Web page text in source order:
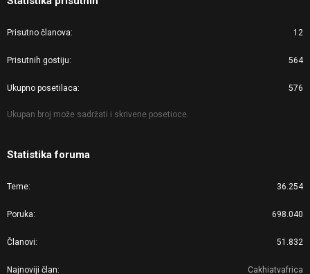
Prisutno članova 12
Prisutnih gostiju 564
Ukupno posetilaca 576
Ukupan broj može sadržati i skrivene posetioce.
Statistika foruma
Teme 36.254
Poruka 698.040
Članovi 51.832
Najnoviji član Cakhiatvafrica